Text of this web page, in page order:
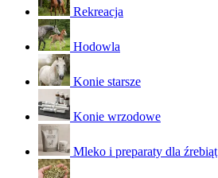
Rekreacja
Hodowla
Konie starsze
Konie wrzodowe
Mleko i preparaty dla źrebiąt